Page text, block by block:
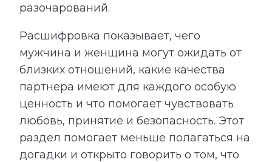
разочарований.
Расшифровка показывает, чего
мужчина и женщина могут ожидать от
близких отношений, какие качества
партнера имеют для каждого особую
ценность и что помогает чувствовать
любовь, принятие и безопасность. Этот
раздел помогает меньше полагаться на
догадки и открыто говорить о том, что